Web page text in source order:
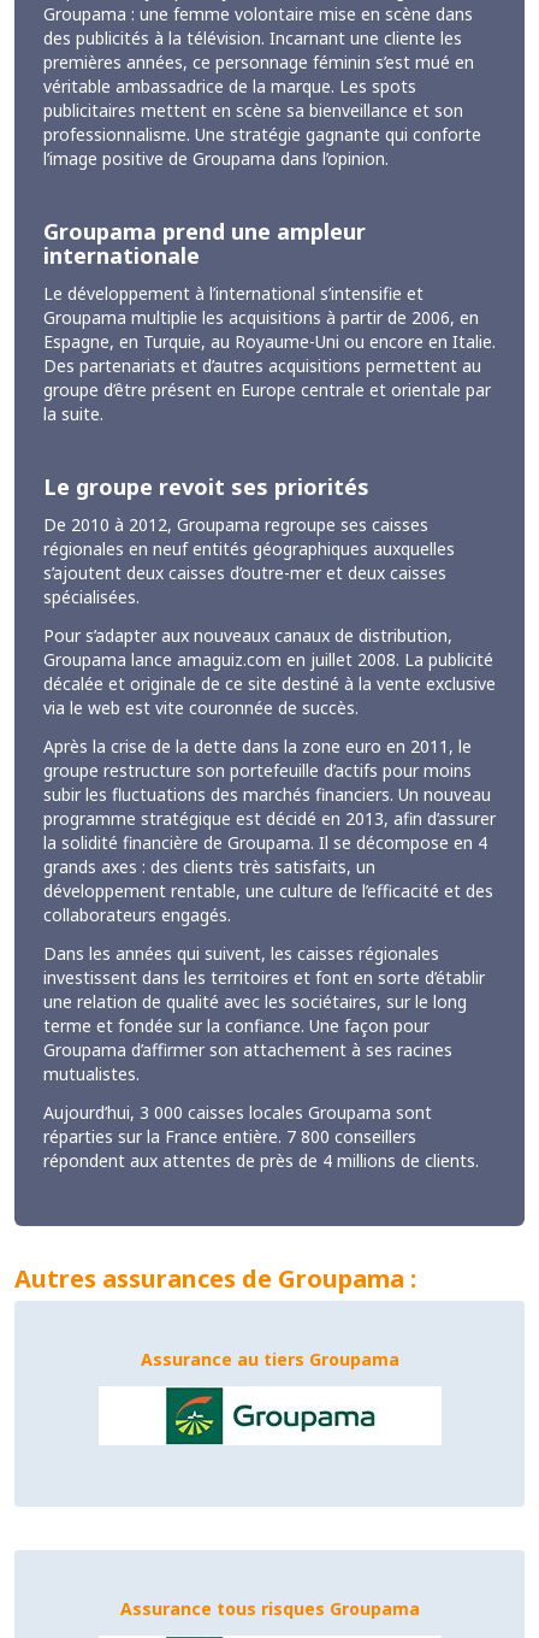
Groupama : une femme volontaire mise en scène dans
des publicités à la télévision. Incarnant une cliente les
premières années, ce personnage féminin s’est mué en
véritable ambassadrice de la marque. Les spots
publicitaires mettent en scène sa bienveillance et son
professionnalisme. Une stratégie gagnante qui conforte
l’image positive de Groupama dans l’opinion.
Groupama prend une ampleur
internationale
Le développement à l’international s’intensifie et
Groupama multiplie les acquisitions à partir de 2006, en
Espagne, en Turquie, au Royaume-Uni ou encore en Italie.
Des partenariats et d’autres acquisitions permettent au
groupe d’être présent en Europe centrale et orientale par
la suite.
Le groupe revoit ses priorités
De 2010 à 2012, Groupama regroupe ses caisses
régionales en neuf entités géographiques auxquelles
s’ajoutent deux caisses d’outre-mer et deux caisses
spécialisées.
Pour s’adapter aux nouveaux canaux de distribution,
Groupama lance amaguiz.com en juillet 2008. La publicité
décalée et originale de ce site destiné à la vente exclusive
via le web est vite couronnée de succès.
Après la crise de la dette dans la zone euro en 2011, le
groupe restructure son portefeuille d’actifs pour moins
subir les fluctuations des marchés financiers. Un nouveau
programme stratégique est décidé en 2013, afin d’assurer
la solidité financière de Groupama. Il se décompose en 4
grands axes : des clients très satisfaits, un
développement rentable, une culture de l’efficacité et des
collaborateurs engagés.
Dans les années qui suivent, les caisses régionales
investissent dans les territoires et font en sorte d’établir
une relation de qualité avec les sociétaires, sur le long
terme et fondée sur la confiance. Une façon pour
Groupama d’affirmer son attachement à ses racines
mutualistes.
Aujourd’hui, 3 000 caisses locales Groupama sont
réparties sur la France entière. 7 800 conseillers
répondent aux attentes de près de 4 millions de clients.
Autres assurances de Groupama :
Assurance au tiers Groupama
Assurance tous risques Groupama